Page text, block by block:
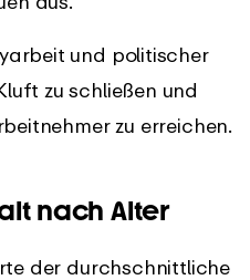
und politischer
zu schließen und
zu erreichen.
nach Alter
der durchschnittliche